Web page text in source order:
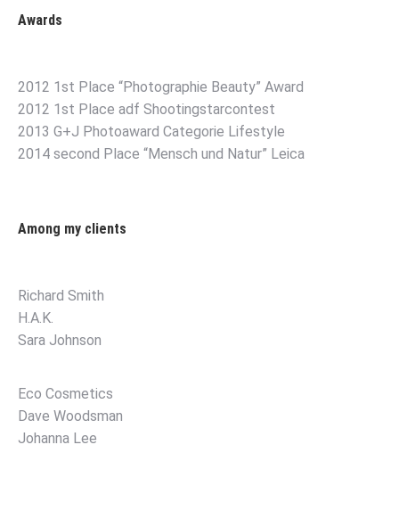
Awards
2012 1st Place “Photographie Beauty” Award
2012 1st Place adf Shootingstarcontest
2013 G+J Photoaward Categorie Lifestyle
2014 second Place “Mensch und Natur” Leica
Among my clients
Richard Smith
H.A.K.
Sara Johnson
Eco Cosmetics
Dave Woodsman
Johanna Lee